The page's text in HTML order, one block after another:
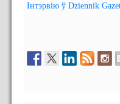
Інтэрвію ў Dziennik